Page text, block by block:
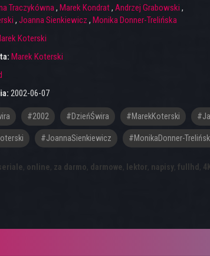
Traczykówna, Marek Kondrat, Andrzej Grabowski ,
, Joanna Sienkiewicz , Monika Donner-Trelińska
Koterski
Marek Koterski
2002-06-07
#2002 #DzieńŚwira #MarekKoterski
#JoannaSienkiewicz #MonikaDonner-
, online, za darmo, darmowe, lektor, napisy, fullhd ,